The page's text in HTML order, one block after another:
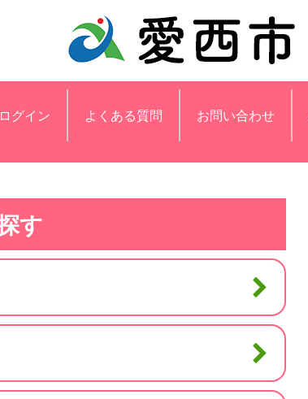
グイン よくある質問 お問い合わせ
す